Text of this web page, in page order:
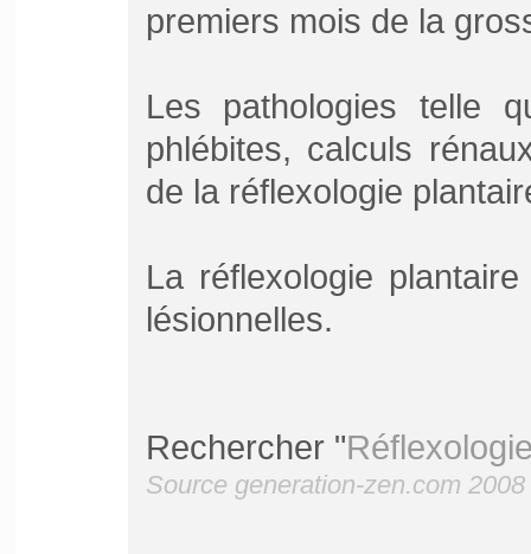
premiers mois de la
Les pathologies telle
phlébites, calculs
de la réflexologie
La réflexologie
lésionnelles.
Rechercher "
Source generation-zen.com 2008